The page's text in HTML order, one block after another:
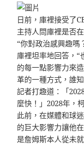
日前，庫裡接受了
主持人問庫裡是否
“你對政治感興趣嗎
庫裡坦率地回答，“
的每一點影響力來
革的一種方式，誰知
記者打趣道：「
麼快！」2028年，
此前，在媒體和球
的巨大影響力讓他
是詹姆斯本人從未